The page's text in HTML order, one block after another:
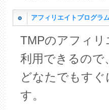
アフィリエイトプログラ
TMPのアフィ
利用できるので
どなたでもす
す。